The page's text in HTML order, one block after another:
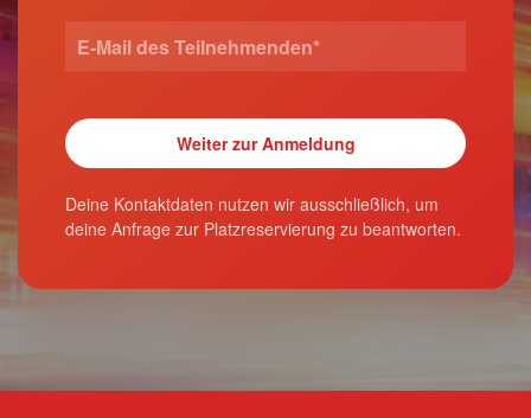
Deine Kontaktdaten nutzen wir ausschließlich, um
deine Anfrage zur Platzreservierung zu beantworten.